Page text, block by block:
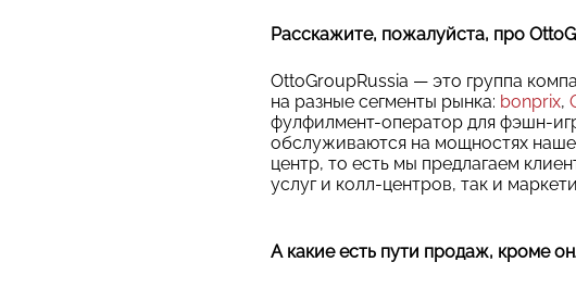
Расскажите, пожалуйста, про
OttoGroupRussia — это группа
на разные сегменты рынка: bonprix,
фулфилмент-оператор для фэшн-
обслуживаются на мощностях
центр, то есть мы предлагаем
услуг и колл-центров, так и
А какие есть пути продаж, кроме